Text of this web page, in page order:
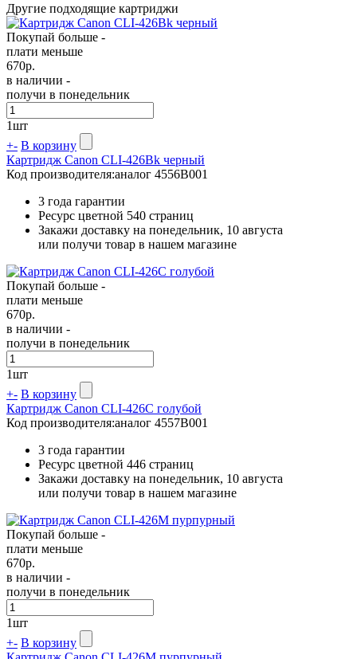
Другие подходящие картриджи
Покупай больше -
плати меньше
670р.
в наличии -
получи в понедельник
1шт
+- В корзину
Картридж Canon CLI-426Bk черный
Код производителя:аналог 4556B001
3 года гарантии
Ресурс цветной 540 страниц
Закажи доставку на понедельник, 10 августа
или получи товар в нашем магазине
Покупай больше -
плати меньше
670р.
в наличии -
получи в понедельник
1шт
+- В корзину
Картридж Canon CLI-426C голубой
Код производителя:аналог 4557B001
3 года гарантии
Ресурс цветной 446 страниц
Закажи доставку на понедельник, 10 августа
или получи товар в нашем магазине
Покупай больше -
плати меньше
670р.
в наличии -
получи в понедельник
1шт
+- В корзину